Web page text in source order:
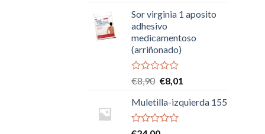
0
de
5
Sor virginia 1 aposito
adhesivo
medicamentoso
(arriñonado)
Valorado
con
0
de
5
€8,90 El
original
era:
€8,90.
€8,01
actual
Muletilla-izquierda 155
Valorado